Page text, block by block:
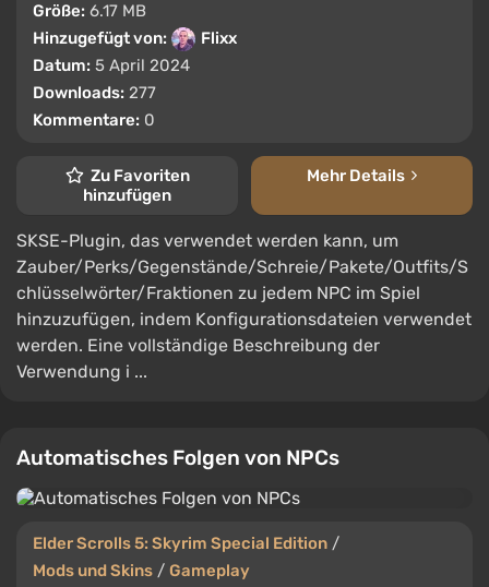
Größe: 6.17 MB
Hinzugefügt von:
Flixx
Datum: 5 April 2024
Downloads: 277
Kommentare: 0
Zu Favoriten
hinzufügen
Mehr Details
SKSE-Plugin, das verwendet werden kann, um
Zauber/Perks/Gegenstände/Schreie/Pakete/Outfits/S
chlüsselwörter/Fraktionen zu jedem NPC im Spiel
hinzuzufügen, indem Konfigurationsdateien verwendet
werden. Eine vollständige Beschreibung der
Verwendung i ...
Automatisches Folgen von NPCs
Elder Scrolls 5: Skyrim Special Edition /
Mods und Skins / Gameplay